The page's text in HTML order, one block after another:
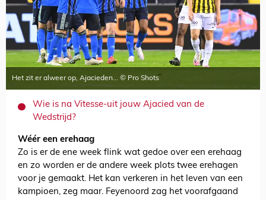
Het zit er alweer op, Ajacieden... © Pro Shots
Wie is na Vitesse-uit jouw Ajacied van de
Wedstrijd?
Wéér een erehaag
Zo is er de ene week flink wat gedoe over een erehaag
en zo worden er de andere week plots twee erehagen
voor je gemaakt. Het kan verkeren in het leven van een
kampioen, zeg maar. Feyenoord zag het voorafgaand